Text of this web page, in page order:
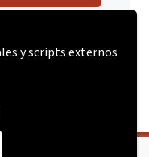
y scripts externos